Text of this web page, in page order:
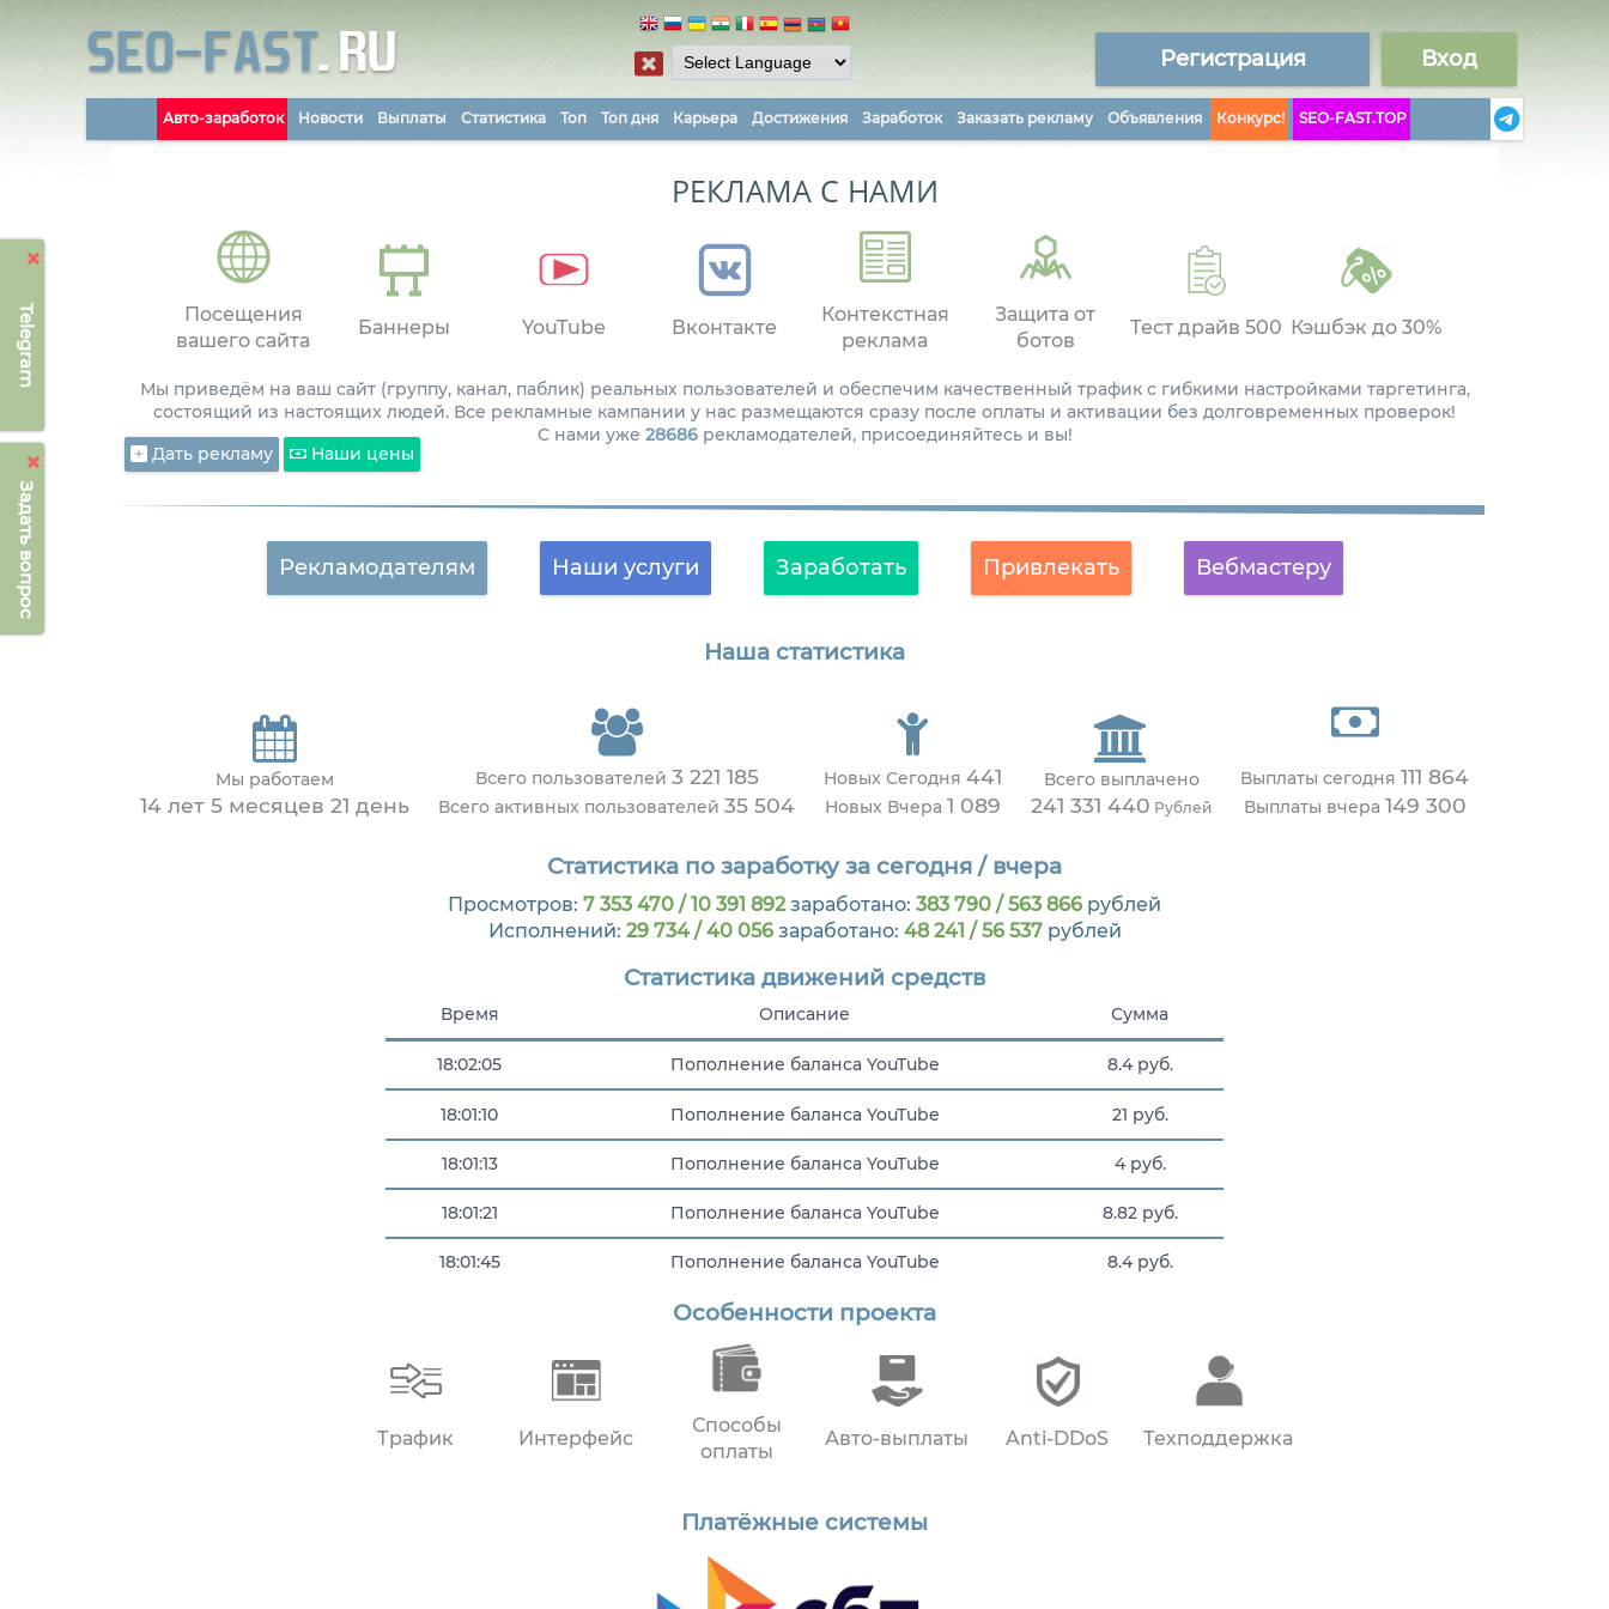
Telegram
Задать вопрос
Регистрация Вход
Авто-заработок Новости Выплаты Статистика Топ Топ дня Карьера Достижения Заработок Заказать рекламу Объявления Конкурс! SEO-FAST.TOP
РЕКЛАМА С НАМИ
Посещения
вашего сайта
Баннеры YouTube Вконтакте
Контекстная
реклама
Защита от
ботов
Тест драйв 500 Кэшбэк до 30%
Мы приведём на ваш сайт (группу, канал, паблик) реальных пользователей и обеспечим качественный трафик с гибкими настройками таргетинга,
состоящий из настоящих людей. Все рекламные кампании у нас размещаются сразу после оплаты и активации без долговременных проверок!
С нами уже 28686рекламодателей, присоединяйтесь и вы!
Дать рекламу
Наши цены
Рекламодателям Наши услуги Заработать Привлекать Вебмастеру
Наша статистика
Мы работаем
14 лет 5 месяцев 21 день
Всего пользователей 3 221 185
Всего активных пользователей 35 504
Новых Сегодня 441
Новых Вчера 1 089
Всего выплачено
241 331 440 Рублей
Выплаты сегодня 111 864
Выплаты вчера 149 300
Статистика по заработку за сегодня / вчера
Просмотров: 7 353 470 / 10 391 892заработано: 383 790 / 563 866 рублей
Исполнений: 29 734 / 40 056заработано: 48 241 / 56 537рублей
Статистика движений средств
Время Описание Сумма
18:02:05 Пополнение баланса YouTube 8.4 руб.
18:01:10 Пополнение баланса YouTube 21 руб.
18:01:13 Пополнение баланса YouTube 4 руб.
18:01:21 Пополнение баланса YouTube 8.82 руб.
18:01:45 Пополнение баланса YouTube 8.4 руб.
Пополнение баланса YouTube
Особенности проекта
Трафик Интерфейс
Способы
оплаты
Авто-выплаты Anti-DDoS Техподдержка
Платёжные системы